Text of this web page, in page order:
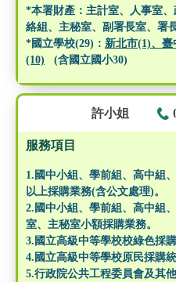
*本署財產：主計室、人事室
絡組、主秘室、副署長室、署
*國立學校(29)： 新北市(1)、臺
(10) (含國立國小30)
許小姐
服務項目
1.國中小組、學前組、高中組
以上採購業務(含公文處理)。
2.國中小組、學前組、高中組
室、主秘室小額採購業務。
3.國立高級中等學校校綠色採購
4.國立高級中等學校原民採購
5.行政院公共工程委員會及其